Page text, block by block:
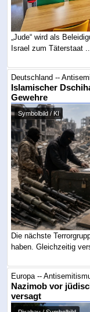
„Jude“ wird als
Israel zum Täterstaat
Deutschland --
Islamischer
Gewehre
Symbolbild / KI
Die nächste
haben. Gleichzeitig
Europa --
Nazimob vor
versagt